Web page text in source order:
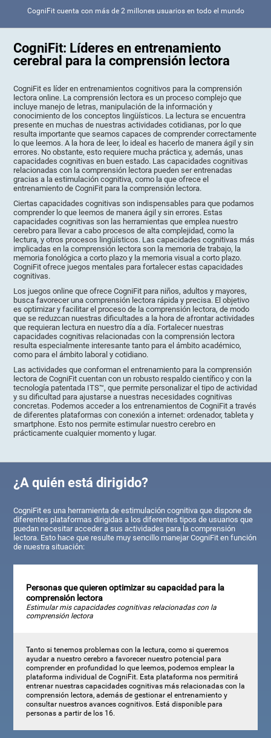
CogniFit cuenta con más de 2 millones usuarios en todo el mundo
CogniFit: Líderes en entrenamiento
cerebral para la comprensión lectora
CogniFit es líder en entrenamientos cognitivos para la comprensión
lectora online. La comprensión lectora es un proceso complejo que
incluye manejo de letras, manipulación de la información y
conocimiento de los conceptos lingüísticos. La lectura se encuentra
presente en muchas de nuestras actividades cotidianas, por lo que
resulta importante que seamos capaces de comprender correctamente
lo que leemos. A la hora de leer, lo ideal es hacerlo de manera ágil y sin
errores. No obstante, esto requiere mucha práctica y, además, unas
capacidades cognitivas en buen estado. Las capacidades cognitivas
relacionadas con la comprensión lectora pueden ser entrenadas
gracias a la estimulación cognitiva, como la que ofrece el
entrenamiento de CogniFit para la comprensión lectora.
Ciertas capacidades cognitivas son indispensables para que podamos
comprender lo que leemos de manera ágil y sin errores. Estas
capacidades cognitivas son las herramientas que emplea nuestro
cerebro para llevar a cabo procesos de alta complejidad, como la
lectura, y otros procesos lingüísticos. Las capacidades cognitivas más
implicadas en la comprensión lectora son la memoria de trabajo, la
memoria fonológica a corto plazo y la memoria visual a corto plazo.
CogniFit ofrece juegos mentales para fortalecer estas capacidades
cognitivas.
Los juegos online que ofrece CogniFit para niños, adultos y mayores,
busca favorecer una comprensión lectora rápida y precisa. El objetivo
es optimizar y facilitar el proceso de la comprensión lectora, de modo
que se reduzcan nuestras dificultades a la hora de afrontar actividades
que requieran lectura en nuestro día a día. Fortalecer nuestras
capacidades cognitivas relacionadas con la comprensión lectora
resulta especialmente interesante tanto para el ámbito académico,
como para el ámbito laboral y cotidiano.
Las actividades que conforman el entrenamiento para la comprensión
lectora de CogniFit cuentan con un robusto respaldo científico y con la
tecnología patentada ITS™, que permite personalizar el tipo de actividad
y su dificultad para ajustarse a nuestras necesidades cognitivas
concretas. Podemos acceder a los entrenamientos de CogniFit a través
de diferentes plataformas con conexión a internet: ordenador, tableta y
smartphone. Esto nos permite estimular nuestro cerebro en
prácticamente cualquier momento y lugar.
¿A quién está dirigido?
CogniFit es una herramienta de estimulación cognitiva que dispone de
diferentes plataformas dirigidas a los diferentes tipos de usuarios que
puedan necesitar acceder a sus actividades para la comprensión
lectora. Esto hace que resulte muy sencillo manejar CogniFit en función
de nuestra situación:
Personas que quieren optimizar su capacidad para la
comprensión lectora
Estimular mis capacidades cognitivas relacionadas con la
comprensión lectora
Tanto si tenemos problemas con la lectura, como si queremos
ayudar a nuestro cerebro a favorecer nuestro potencial para
comprender en profundidad lo que leemos, podemos emplear la
plataforma individual de CogniFit. Esta plataforma nos permitirá
entrenar nuestras capacidades cognitivas más relacionadas con la
comprensión lectora, además de gestionar el entrenamiento y
consultar nuestros avances cognitivos. Está disponible para
personas a partir de los 16.